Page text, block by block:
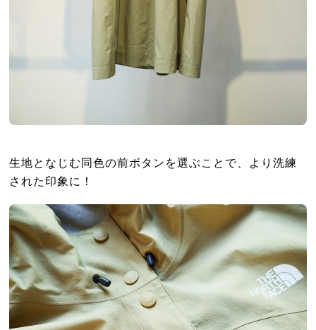
生地となじむ同色の前ボタンを選ぶことで、より洗練
された印象に！